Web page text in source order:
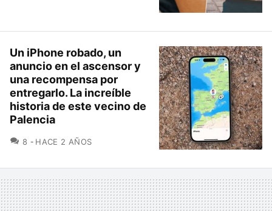
Un iPhone robado, un
anuncio en el ascensor y
una recompensa por
entregarlo. La increíble
historia de este vecino de
Palencia
8 COMENTARIOS
HACE 2 AÑOS